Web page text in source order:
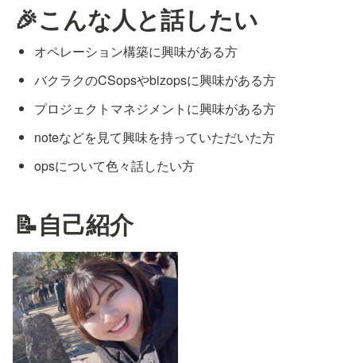
🎉こんな人と話したい
オペレーション構築に興味がある方
バクラクのCSopsやbizopsに興味がある方
プロジェクトマネジメントに興味がある方
noteなどを見て興味を持っていただいた方
opsについて色々話したい方
📝自己紹介